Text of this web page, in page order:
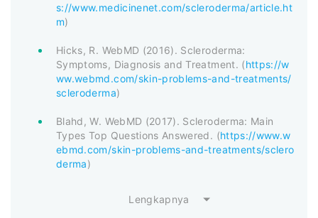
s://www.medicinenet.com/scleroderma/article.ht
m)
Hicks, R. WebMD (2016). Scleroderma:
Symptoms, Diagnosis and Treatment. (https://w
ww.webmd.com/skin-problems-and-treatments/
scleroderma)
Blahd, W. WebMD (2017). Scleroderma: Main
Types Top Questions Answered. (https://www.w
ebmd.com/skin-problems-and-treatments/sclero
derma)
Lengkapnya